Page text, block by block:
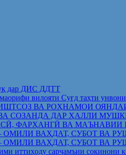
дар ДИС ДДТТ
маорифи вилояти Суғд
ВА РОҲНАМОИ
СОЗАНДА ДАР ҲАЛЛИ
ФАРҲАНГӢ ВА МАЪНАВИИ
ОМИЛИ ВАҲДАТ, СУБОТ ВА
ОМИЛИ ВАҲДАТ, СУБОТ ВА
иттиҳоду сарҷамъии сокинони